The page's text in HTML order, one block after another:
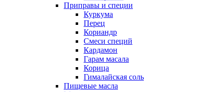
Приправы и специи
Куркума
Перец
Кориандр
Смеси специй
Кардамон
Гарам масала
Корица
Гималайская соль
Пищевые масла